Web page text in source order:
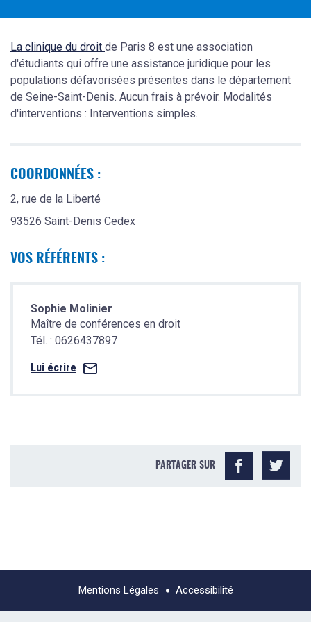
La clinique du droit de Paris 8 est une association
d'étudiants qui offre une assistance juridique pour les
populations défavorisées présentes dans le département
de Seine-Saint-Denis. Aucun frais à prévoir. Modalités
d'interventions : Interventions simples.
COORDONNÉES :
2, rue de la Liberté
93526 Saint-Denis Cedex
VOS RÉFÉRENTS :
Sophie Molinier
Maître de conférences en droit
Tél. : 0626437897
Lui écrire
PARTAGER SUR
Mentions Légales Accessibilité